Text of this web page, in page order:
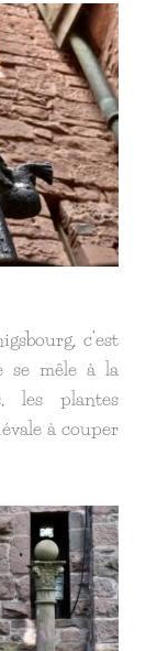
c’est
se mêle à la
les plantes
à couper